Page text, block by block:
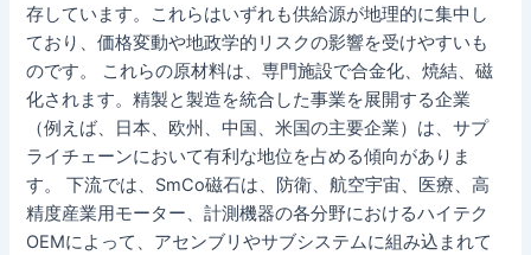
存しています。これらはいずれも供給源が地理的に集中し
ており、価格変動や地政学的リスクの影響を受けやすいも
のです。 これらの原材料は、専門施設で合金化、焼結、磁
化されます。精製と製造を統合した事業を展開する企業
（例えば、日本、欧州、中国、米国の主要企業）は、サプ
ライチェーンにおいて有利な地位を占める傾向がありま
す。 下流では、SmCo磁石は、防衛、航空宇宙、医療、高
精度産業用モーター、計測機器の各分野におけるハイテク
OEMによって、アセンブリやサブシステムに組み込まれて